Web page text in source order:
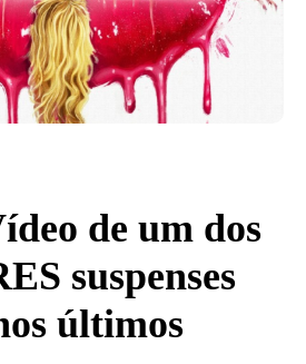
de um dos
suspenses
últimos